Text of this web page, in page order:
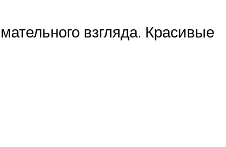
взгляда. Красивые